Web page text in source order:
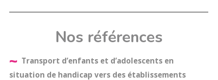
Nos références
~ Transport d’enfants et d’adolescents en
situation de handicap vers des établissements